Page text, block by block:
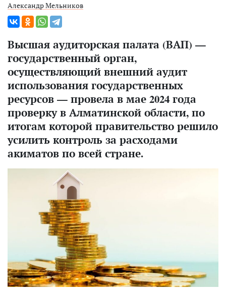
Александр Мельников
Высшая аудиторская палата (ВАП) —
государственный орган,
осуществляющий внешний аудит
использования государственных
ресурсов — провела в мае 2024 года
проверку в Алматинской области, по
итогам которой правительство решило
усилить контроль за расходами
акиматов по всей стране.